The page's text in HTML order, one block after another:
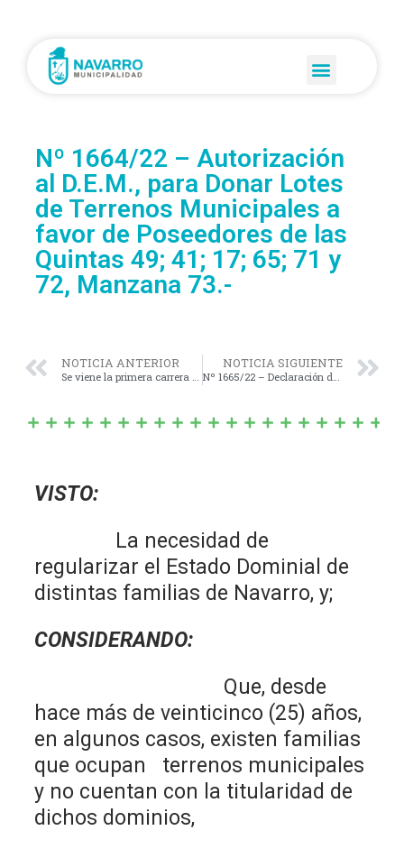
Nº 1664/22 – Autorización
al D.E.M., para Donar Lotes
de Terrenos Municipales a
favor de Poseedores de las
Quintas 49; 41; 17; 65; 71 y
72, Manzana 73.-
NOTICIA ANTERIOR
Se viene la primera carrera de cross country autosustentable en la laguna de Navarro.
NOTICIA SIGUIENTE
Nº 1665/22 – Declaración de “INTERÉS SOCIAL” la Escrituración de los Inmuebles a favor de distintos vecinos de nuestra Localidad. (Qtas. Nº 2; 3; 6; 30 y 39).-
VISTO:
La necesidad de
regularizar el Estado Dominial de
distintas familias de Navarro, y;
CONSIDERANDO:
Que, desde
hace más de veinticinco (25) años,
en algunos casos, existen familias
que ocupan terrenos municipales
y no cuentan con la titularidad de
dichos dominios,